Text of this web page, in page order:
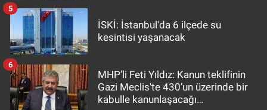
İSKİ: İstanbul'da 6 ilçede su
kesintisi yaşanacak
5
MHP’li Feti Yıldız: Kanun teklifinin
Gazi Meclis'te 430’un üzerinde bir
kabulle kanunlaşacağı
6